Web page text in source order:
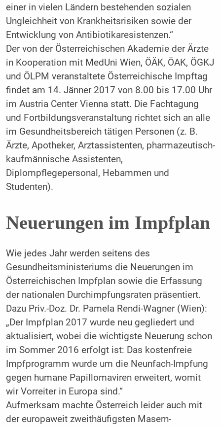
einer in vielen Ländern bestehenden sozialen
Ungleichheit von Krankheitsrisiken sowie der
Entwicklung von Antibiotikaresistenzen.“
Der von der Österreichischen Akademie der Ärzte
in Kooperation mit MedUni Wien, ÖÄK, ÖAK, ÖGKJ
und ÖLPM veranstaltete Österreichische Impftag
findet am 14. Jänner 2017 von 8.00 bis 17.00 Uhr
im Austria Center Vienna statt. Die Fachtagung
und Fortbildungsveranstaltung richtet sich an alle
im Gesundheitsbereich tätigen Personen (z. B.
Ärzte, Apotheker, Arztassistenten, pharma­zeutisch-
kaufmännische Assistenten,
Diplompflegepersonal, Hebammen und
Studenten).
Neuerungen im Impfplan
Wie jedes Jahr werden seitens des
Gesundheitsministeriums die Neuerungen im
Österreichischen Impfplan sowie die Erfassung
der nationalen Durchimpfungsraten präsentiert.
Dazu Priv.-Doz. Dr. Pamela Rendi-Wagner (Wien):
„Der Impfplan 2017 wurde neu gegliedert und
aktualisiert, wobei die wichtigste Neuerung schon
im Sommer 2016 erfolgt ist: Das kostenfreie
Impfprogramm wurde um die Neunfach-Impfung
gegen humane Papillomaviren erweitert, womit
wir Vorreiter in Europa sind.“
Aufmerksam machte Österreich leider auch mit
der europaweit zweithäufigsten Masern-